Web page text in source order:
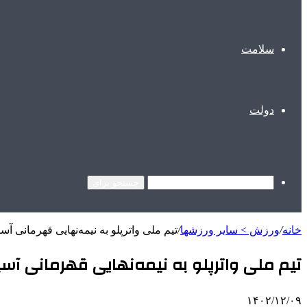
سلامت
دولت
خانه/ورزش > سایر ورزشها/تیم ملی واترپلو به نیمه‌نهایی قهرمانی
تیم ملی واترپلو به نیمه‌نهایی قهرمانی
۱۴۰۲/۱۲/۰۹